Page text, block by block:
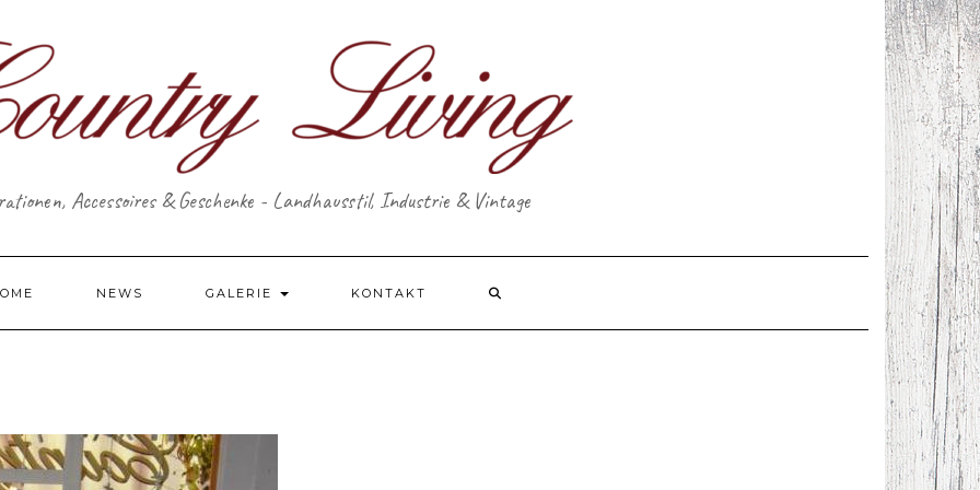
Accessoires & Geschenke - Landhausstil, Industrie & Vintage
NEWS GALERIE KONTAKT